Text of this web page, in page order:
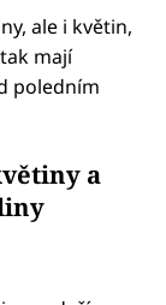
ale i květin,
mají
poledním
a